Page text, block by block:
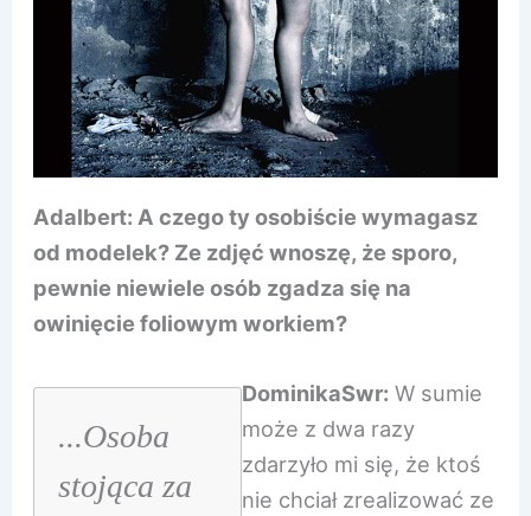
Adalbert: A czego ty osobiście wymagasz
od modelek? Ze zdjęć wnoszę, że sporo,
pewnie niewiele osób zgadza się na
owinięcie foliowym workiem?
...Osoba
stojąca za
DominikaSwr: W sumie
może z dwa razy
zdarzyło mi się, że ktoś
nie chciał zrealizować ze